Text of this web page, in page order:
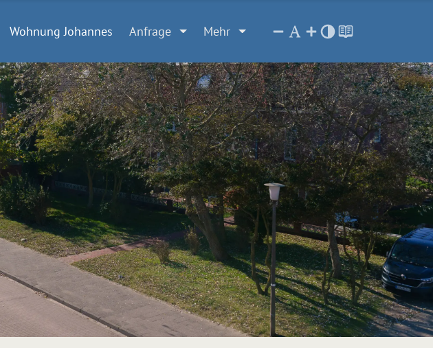
Wohnung Johannes Anfrage Mehr